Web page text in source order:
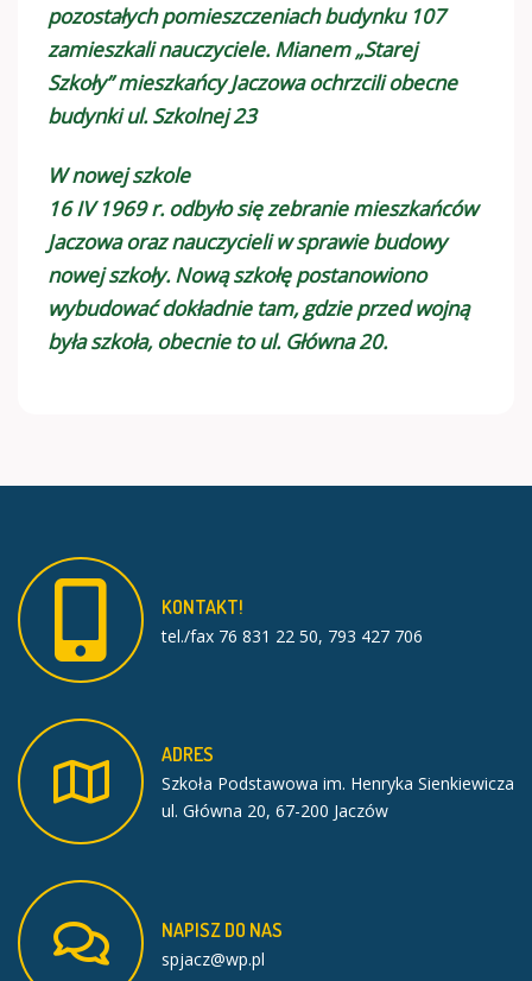
pozostałych pomieszczeniach budynku 107
zamieszkali nauczyciele. Mianem „Starej
Szkoły” mieszkańcy Jaczowa ochrzcili obecne
budynki ul. Szkolnej 23
W nowej szkole
16 IV 1969 r. odbyło się zebranie mieszkańców
Jaczowa oraz nauczycieli w sprawie budowy
nowej szkoły. Nową szkołę postanowiono
wybudować dokładnie tam, gdzie przed wojną
była szkoła, obecnie to ul. Główna 20.
KONTAKT!
tel./fax 76 831 22 50, 793 427 706
ADRES
Szkoła Podstawowa im. Henryka Sienkiewicza
ul. Główna 20, 67-200 Jaczów
NAPISZDO NAS
spjacz@wp.pl